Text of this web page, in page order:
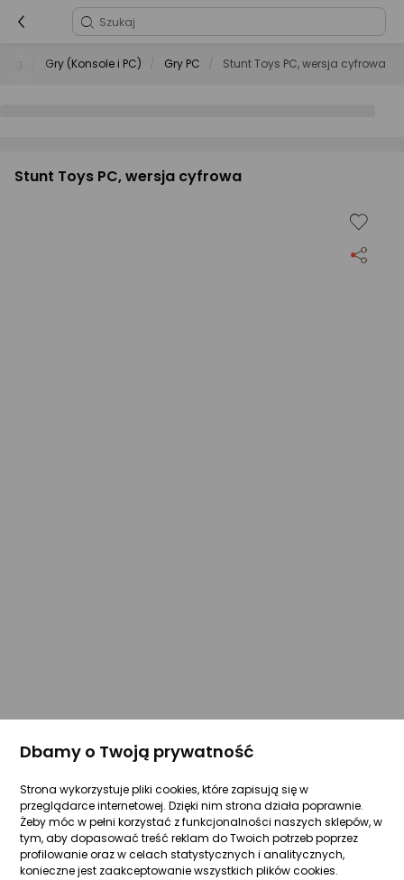
Gry (Konsole i PC) Gry PC Stunt Toys PC, wersja cyfrowa
Stunt Toys PC, wersja cyfrowa
Dbamy o Twoją prywatność
Strona wykorzystuje pliki cookies, które zapisują się w
przeglądarce internetowej. Dzięki nim strona działa poprawnie.
Żeby móc w pełni korzystać z funkcjonalności naszych sklepów, w
tym, aby dopasować treść reklam do Twoich potrzeb poprzez
profilowanie oraz w celach statystycznych i analitycznych,
konieczne jest zaakceptowanie wszystkich plików cookies.